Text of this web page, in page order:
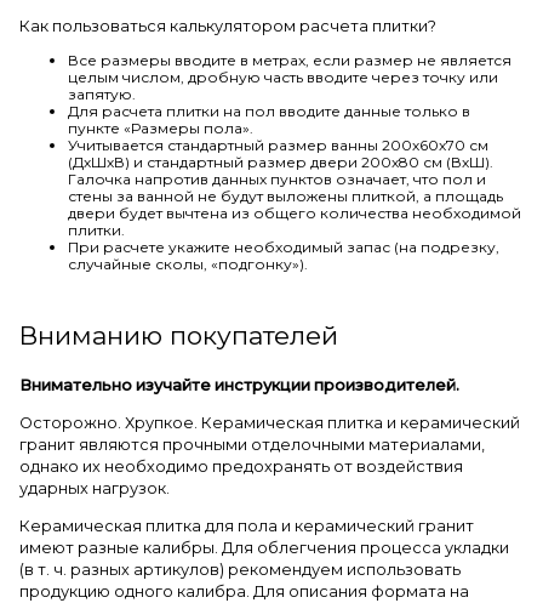
Как пользоваться калькулятором расчета плитки?
Все размеры вводите в метрах, если размер не является
целым числом, дробную часть вводите через точку или
запятую.
Для расчета плитки на пол вводите данные только в
пункте «Размеры пола».
Учитывается стандартный размер ванны 200х60х70 см
(ДхШхВ) и стандартный размер двери 200х80 см (ВхШ).
Галочка напротив данных пунктов означает, что пол и
стены за ванной не будут выложены плиткой, а площадь
двери будет вычтена из общего количества необходимой
плитки.
При расчете укажите необходимый запас (на подрезку,
случайные сколы, «подгонку»).
Вниманию покупателей
Внимательно изучайте инструкции производителей.
Осторожно. Хрупкое. Керамическая плитка и керамический
гранит являются прочными отделочными материалами,
однако их необходимо предохранять от воздействия
ударных нагрузок.
Керамическая плитка для пола и керамический гранит
имеют разные калибры. Для облегчения процесса укладки
(в т. ч. разных артикулов) рекомендуем использовать
продукцию одного калибра. Для описания формата на